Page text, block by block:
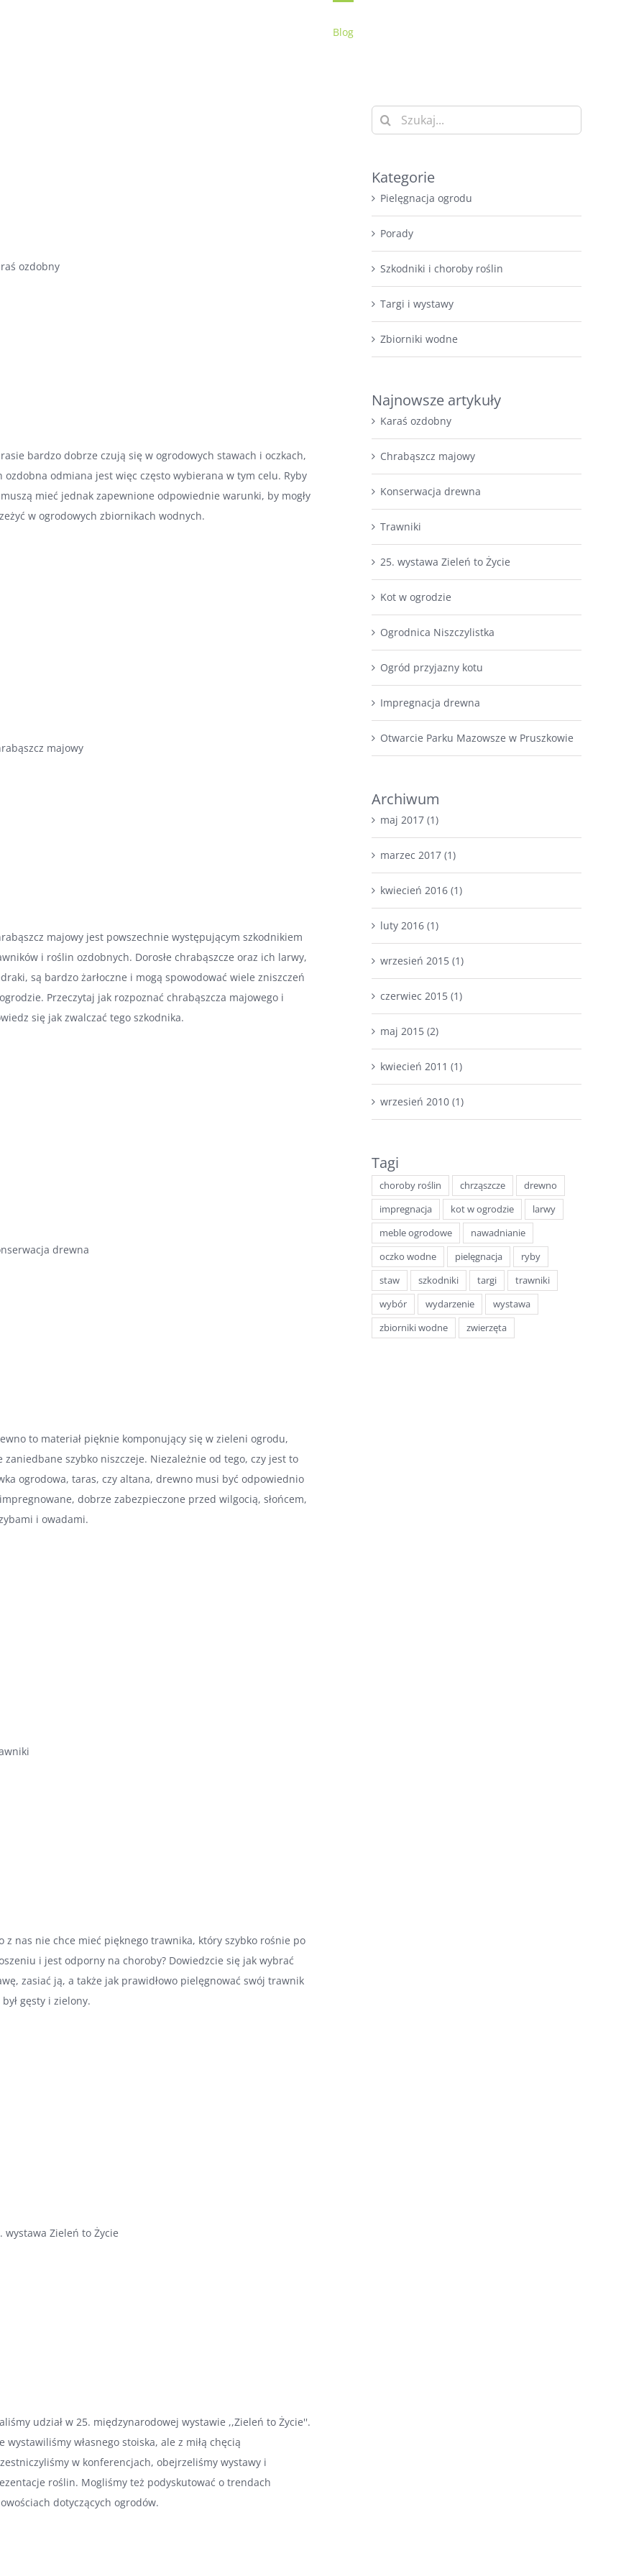
Blog
ozdobny
bardzo dobrze czują się w ogrodowych stawach i oczkach,
ozdobna odmiana jest więc często wybierana w tym celu. Ryby
mieć jednak zapewnione odpowiednie warunki, by mogły
w ogrodowych zbiornikach wodnych.
majowy
majowy jest powszechnie występującym szkodnikiem
i roślin ozdobnych. Dorosłe chrabąszcze oraz ich larwy,
są bardzo żarłoczne i mogą spowodować wiele zniszczeń
Przeczytaj jak rozpoznać chrabąszcza majowego i
się jak zwalczać tego szkodnika.
drewna
to materiał pięknie komponujący się w zieleni ogrodu,
zaniedbane szybko niszczeje. Niezależnie od tego, czy jest to
ogrodowa, taras, czy altana, drewno musi być odpowiednio
dobrze zabezpieczone przed wilgocią, słońcem,
i owadami.
z nas nie chce mieć pięknego trawnika, który szybko rośnie po
i jest odporny na choroby? Dowiedzcie się jak wybrać
zasiać ją, a także jak prawidłowo pielęgnować swój trawnik
gęsty i zielony.
wystawa Zieleń to Życie
udział w 25. międzynarodowej wystawie ,,Zieleń to Życie''.
wystawiliśmy własnego stoiska, ale z miłą chęcią
w konferencjach, obejrzeliśmy wystawy i
roślin. Mogliśmy też podyskutować o trendach
dotyczących ogrodów.
Szukaj
Kategorie
Pielęgnacja ogrodu
Porady
Szkodniki i choroby roślin
Targi i wystawy
Zbiorniki wodne
Najnowsze artykuły
Karaś ozdobny
Chrabąszcz majowy
Konserwacja drewna
Trawniki
25. wystawa Zieleń to Życie
Kot w ogrodzie
Ogrodnica Niszczylistka
Ogród przyjazny kotu
Impregnacja drewna
Otwarcie Parku Mazowsze w Pruszkowie
Archiwum
maj 2017 (1)
marzec 2017 (1)
kwiecień 2016 (1)
luty 2016 (1)
wrzesień 2015 (1)
czerwiec 2015 (1)
maj 2015 (2)
kwiecień 2011 (1)
wrzesień 2010 (1)
Tagi
choroby roślin chrząszcze
drewno
impregnacja
kot w ogrodzie
larwy
meble ogrodowe
nawadnianie
oczko wodne
pielęgnacja
ryby
staw
szkodniki targi
trawniki
wybór
wydarzenie
wystawa
zbiorniki wodne
zwierzęta